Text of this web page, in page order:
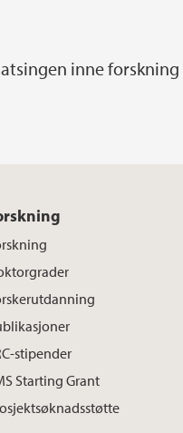
inne forskning
stipender
Starting Grant